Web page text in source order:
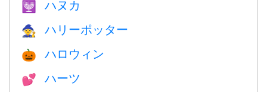
🕎 ハヌカ
🧙 ハリーポッター
🎃 ハロウィン
💕 ハーツ